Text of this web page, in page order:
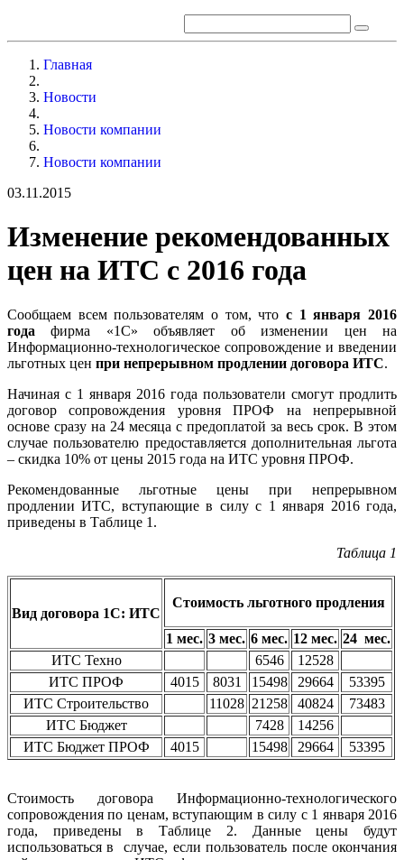
Главная
Новости
Новости компании
Новости компании
03.11.2015
Изменение рекомендованных
цен на ИТС с 2016 года
Сообщаем всем пользователям о том, что c 1 января 2016
года фирма «1С» объявляет об изменении цен на
Информационно-технологическое сопровождение и введении
льготных цен при непрерывном продлении договора ИТС.
Начиная с 1 января 2016 года пользователи смогут продлить
договор сопровождения уровня ПРОФ на непрерывной
основе сразу на 24 месяца с предоплатой за весь срок. В этом
случае пользователю предоставляется дополнительная льгота
– скидка 10% от цены 2015 года на ИТС уровня ПРОФ.
Рекомендованные льготные цены при непрерывном
продлении ИТС, вступающие в силу c 1 января 2016 года,
приведены в Таблице 1.
Таблица 1
Вид договора 1С: ИТС
Стоимость льготного продления
1 мес. 3 мес. 6 мес. 12 мес. 24 мес.
ИТС Техно
6546
12528
ИТС ПРОФ
4015 8031 15498 29664
53395
ИТС Строительство
11028 21258 40824
73483
ИТС Бюджет
7428
14256
ИТС Бюджет ПРОФ
4015 15498 29664 53395
Стоимость договора Информационно-технологического
сопровождения по ценам, вступающим в силу с 1 января 2016
года, приведены в Таблице 2. Данные цены будут
использоваться в случае, если пользователь после окончания